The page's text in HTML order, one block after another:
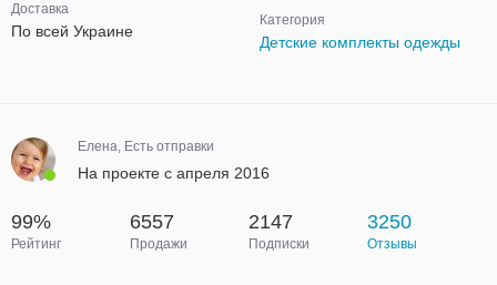
Доставка
По всей Украине
Категория
Детские комплекты одежды
Елена, Есть отправки
На проекте с апреля 2016
99%
Рейтинг
6557
Продажи
2147
Подписки
3250
Отзывы